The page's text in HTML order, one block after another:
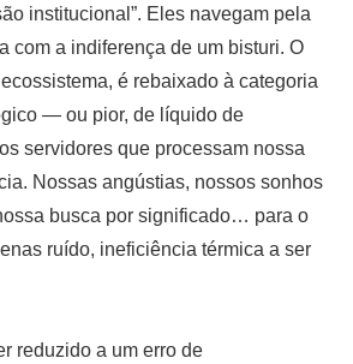
institucional”. Eles navegam pela
com a indiferença de um bisturi. O
é rebaixado à categoria
— ou pior, de líquido de
servidores que processam nossa
Nossas angústias, nossos sonhos
busca por significado… para o
ruído, ineficiência térmica a ser
reduzido a um erro de